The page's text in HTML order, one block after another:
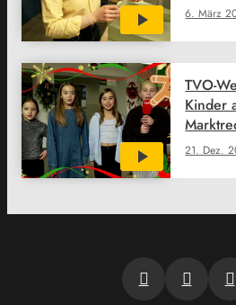
6. März
21. Dez.
TVO-
Kinder